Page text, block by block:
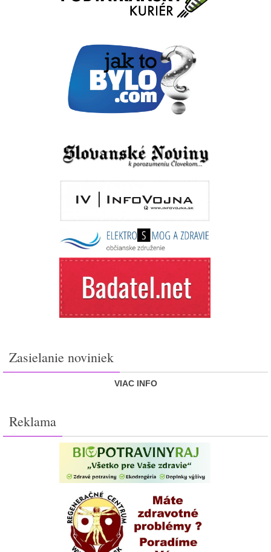
Zasielanie noviniek
VIAC INFO
Reklama